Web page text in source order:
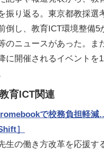
振り返る。東京都教採選
倒し、教育ICT環境整備5
のニュースがあった。ま
に開催されるイベントを
育ICT関連
で校務負担軽減
］
生の働き方改革を応援す